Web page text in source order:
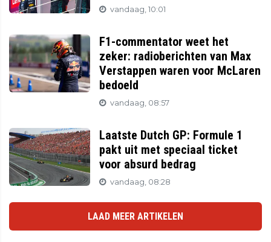
vandaag, 10:01
F1-commentator weet het
zeker: radioberichten van Max
Verstappen waren voor McLaren
bedoeld
vandaag, 08:57
Laatste Dutch GP: Formule 1
pakt uit met speciaal ticket
voor absurd bedrag
vandaag, 08:28
LAAD MEER ARTIKELEN